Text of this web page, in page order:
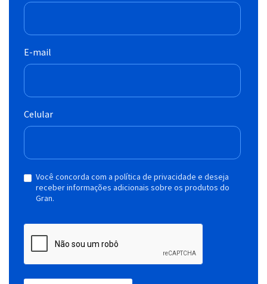
E-mail
Celular
Você concorda com a política de privacidade e deseja
receber informações adicionais sobre os produtos do
Gran.